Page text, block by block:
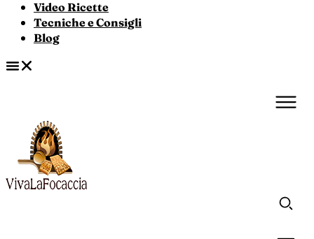
Video Ricette
Tecniche e Consigli
Blog